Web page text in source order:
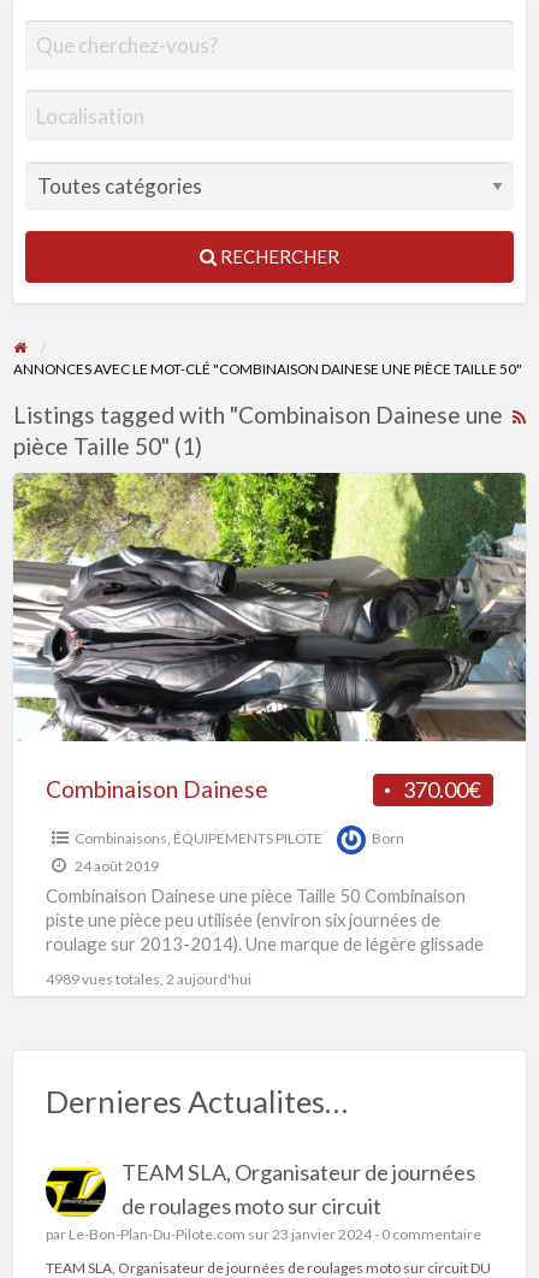
RECHERCHER
ANNONCES AVEC LE MOT-CLÉ "COMBINAISON DAINESE UNE PIÈCE TAILLE 50"
Listings tagged with "Combinaison Dainese une
pièce Taille 50" (1)
Combinaison
Dainese
370.00€
Combinaison Dainese
Combinaisons, ÉQUIPEMENTS PILOTE
Born
24 août 2019
Combinaison Dainese une pièce Taille 50 Combinaison
piste une pièce peu utilisée (environ six journées de
roulage sur 2013-2014). Une marque de légère glissade
4989 vues totales, 2 aujourd'hui
Dernieres Actualites…
TEAM SLA, Organisateur de journées
de roulages moto sur circuit
par Le-Bon-Plan-Du-Pilote.com sur 23 janvier 2024 - 0 commentaire
TEAM SLA, Organisateur de journées de roulages moto sur circuit DU